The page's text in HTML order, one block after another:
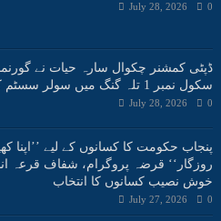
July 28, 2026 0
ڈپٹی کمشنر چکوال سارہ حیات نے
سکول نمبر 1 تلہ گنگ میں سولر سسٹم کا افتتاح کردیا
July 28, 2026 0
پنجاب حکومت کا کسانوں کے لیے ’’اپنا
روزگار‘‘ قرضہ پروگرام، شفاف قرعہ
خوش نصیب کسانوں کا انتخاب
July 27, 2026 0